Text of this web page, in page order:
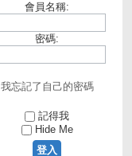
會員名稱:
密碼:
我忘記了自己的密碼
記得我
Hide Me